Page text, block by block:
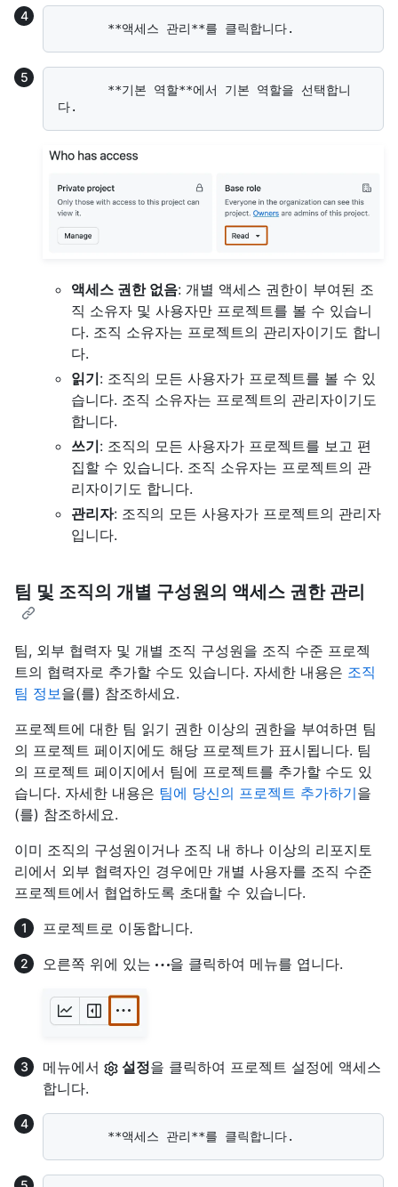
액세스 권한 없음: 개별 액세스 권한이 부여된 조
직 소유자 및 사용자만 프로젝트를 볼 수 있습니
다. 조직 소유자는 프로젝트의 관리자이기도 합니
다.
읽기: 조직의 모든 사용자가 프로젝트를 볼 수 있
습니다. 조직 소유자는 프로젝트의 관리자이기도
합니다.
쓰기: 조직의 모든 사용자가 프로젝트를 보고 편
집할 수 있습니다. 조직 소유자는 프로젝트의 관
리자이기도 합니다.
관리자: 조직의 모든 사용자가 프로젝트의 관리자
입니다.
팀 및 조직의 개별 구성원의 액세스 권한 관리
팀, 외부 협력자 및 개별 조직 구성원을 조직 수준 프로젝
트의 협력자로 추가할 수도 있습니다. 자세한 내용은 조직
팀 정보 을(를) 참조하세요.
프로젝트에 대한 팀 읽기 권한 이상의 권한을 부여하면 팀
의 프로젝트 페이지에도 해당 프로젝트가 표시됩니다. 팀
의 프로젝트 페이지에서 팀에 프로젝트를 추가할 수도 있
습니다. 자세한 내용은 팀에 당신의 프로젝트 추가하기을
(를) 참조하세요.
이미 조직의 구성원이거나 조직 내 하나 이상의 리포지토
리에서 외부 협력자인 경우에만 개별 사용자를 조직 수준
프로젝트에서 협업하도록 초대할 수 있습니다.
프로젝트로 이동합니다.
오른쪽 위에 있는
을 클릭하여 메뉴를 엽니다.
메뉴에서 설정을 클릭하여 프로젝트 설정에 액세스
합니다.